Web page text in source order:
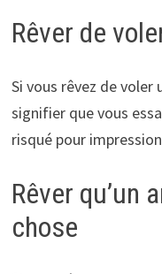
Rêver de
Si vous rêvez de
signifier que vous
risqué pour
Rêver qu’un
chose